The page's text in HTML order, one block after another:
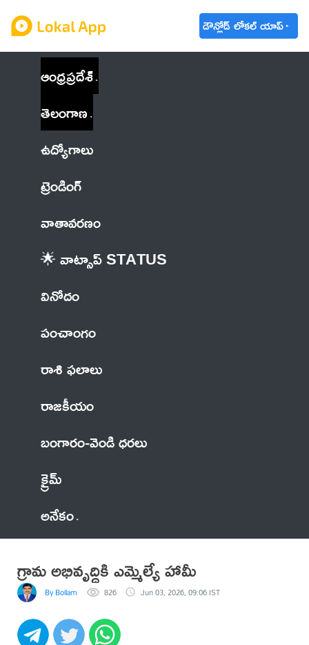
డౌన్లోడ్ లోకల్ యాప్
ఆంధ్రప్రదేశ్
తెలంగాణ
ఉద్యోగాలు
ట్రెండింగ్
వాతావరణం
🌟 వాట్సాప్ STATUS
వినోదం
పంచాంగం
రాశి ఫలాలు
రాజకీయం
బంగారం-వెండి ధరలు
క్రైమ్
అనేకం
గ్రామ అభివృద్ధికి ఎమ్మెల్యే హామీ
By Bollam 826 Jun 03, 2026, 09:06 IST